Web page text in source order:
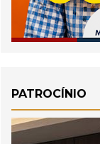
PATROCÍNIO